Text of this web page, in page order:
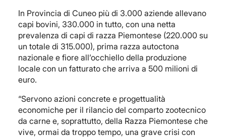
In Provincia di Cuneo più di 3.000 aziende allevano
capi bovini, 330.000 in tutto, con una netta
prevalenza di capi di razza Piemontese (220.000 su
un totale di 315.000), prima razza autoctona
nazionale e fiore all’occhiello della produzione
locale con un fatturato che arriva a 500 milioni di
euro.
“Servono azioni concrete e progettualità
economiche per il rilancio del comparto zootecnico
da carne e, soprattutto, della Razza Piemontese che
vive, ormai da troppo tempo, una grave crisi con